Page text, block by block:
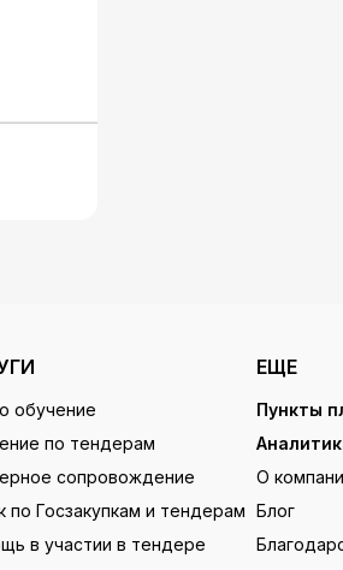
обучение
по тендерам
сопровождение
по Госзакупкам и тендерам
в участии в тендере
ЕЩЕ
Пункты
О
Блог